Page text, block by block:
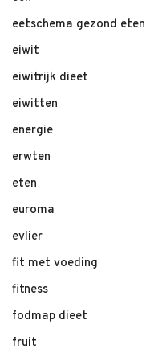
eetschema gezond eten
eiwit
eiwitrijk dieet
eiwitten
energie
erwten
eten
euroma
evlier
fit met voeding
fitness
fodmap dieet
fruit